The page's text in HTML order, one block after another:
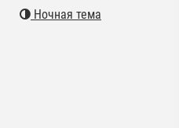
Ночная тема